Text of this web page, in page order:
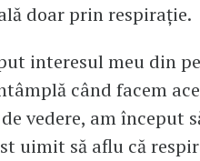
doar prin respirație.
interesul meu din
când facem
vedere, am început
uimit să aflu că